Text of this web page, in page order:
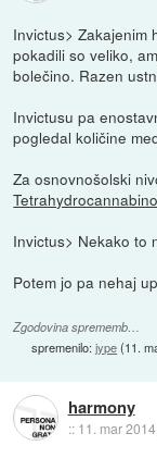
Invictus> Zakajenim
pokadili so veliko,
bolečino. Razen
Invictusu pa
pogledal količine
Za osnovnošolski
Invictus> Nekako to
Potem jo pa nehaj
Zgodovina sprememb…
spremenilo:jype(11.
harmony
:: 11. mar